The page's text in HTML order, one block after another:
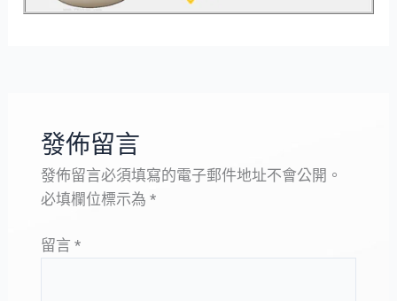
發佈留言
發佈留言必須填寫的電子郵件地址不會公開。
必填欄位標示為 *
留言 *